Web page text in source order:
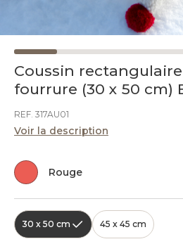
Coussin
fourrure (30 x 50 cm)
REF. 317AU01
Voir la description
Rouge
30 x 50 cm 45 x 45 cm